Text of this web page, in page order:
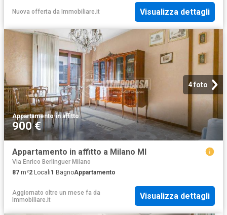
Nuova offerta da Immobiliare.it Visualizza dettagli
4 foto
Appartamento·in affitto
900 €
Appartamento in affitto a Milano MI
Via Enrico Berlinguer Milano
87 m²2 Locali1 BagnoAppartamento
Aggiornato oltre un mese fa da
Immobiliare.it
Visualizza dettagli